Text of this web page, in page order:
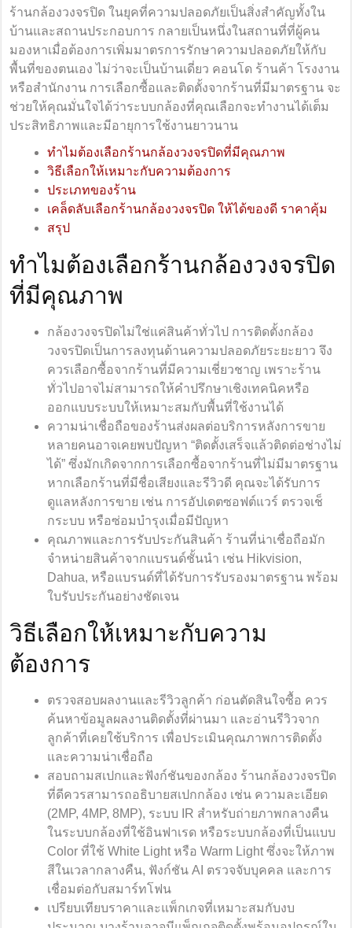
กล้อง
วงจรปิด
เลือก
อย่างไร
ให้
ได้
คุณภาพ
ค่า
และ
ปลอดภัย
ร้านกล้องวงจรปิด ในยุคที่ความปลอดภัยเป็นสิ่งสำคัญทั้งใน
บ้านและสถานประกอบการ กลายเป็นหนึ่งในสถานที่ที่ผู้คน
มองหาเมื่อต้องการเพิ่มมาตรการรักษาความปลอดภัยให้กับ
พื้นที่ของตนเอง ไม่ว่าจะเป็นบ้านเดี่ยว คอนโด ร้านค้า โรงงาน
หรือสำนักงาน การเลือกซื้อและติดตั้งจากร้านที่มีมาตรฐาน จะ
ช่วยให้คุณมั่นใจได้ว่าระบบกล้องที่คุณเลือกจะทำงานได้เต็ม
ประสิทธิภาพและมีอายุการใช้งานยาวนาน
ทำไมต้องเลือกร้านกล้องวงจรปิดที่มีคุณภาพ
วิธีเลือกให้เหมาะกับความต้องการ
ประเภทของร้าน
เคล็ดลับเลือกร้านกล้องวงจรปิด ให้ได้ของดี ราคาคุ้ม
สรุป
ทำไมต้องเลือกร้านกล้องวงจรปิด
ที่มีคุณภาพ
กล้องวงจรปิดไม่ใช่แค่สินค้าทั่วไป การติดตั้งกล้อง
วงจรปิดเป็นการลงทุนด้านความปลอดภัยระยะยาว จึง
ควรเลือกซื้อจากร้านที่มีความเชี่ยวชาญ เพราะร้าน
ทั่วไปอาจไม่สามารถให้คำปรึกษาเชิงเทคนิคหรือ
ออกแบบระบบให้เหมาะสมกับพื้นที่ใช้งานได้
ความน่าเชื่อถือของร้านส่งผลต่อบริการหลังการขาย
หลายคนอาจเคยพบปัญหา “ติดตั้งเสร็จแล้วติดต่อช่างไม่
ได้” ซึ่งมักเกิดจากการเลือกซื้อจากร้านที่ไม่มีมาตรฐาน
หากเลือกร้านที่มีชื่อเสียงและรีวิวดี คุณจะได้รับการ
ดูแลหลังการขาย เช่น การอัปเดตซอฟต์แวร์ ตรวจเช็
กระบบ หรือซ่อมบำรุงเมื่อมีปัญหา
คุณภาพและการรับประกันสินค้า ร้านที่น่าเชื่อถือมัก
จำหน่ายสินค้าจากแบรนด์ชั้นนำ เช่น Hikvision,
Dahua, หรือแบรนด์ที่ได้รับการรับรองมาตรฐาน พร้อม
ใบรับประกันอย่างชัดเจน
วิธีเลือกให้เหมาะกับความ
ต้องการ
ตรวจสอบผลงานและรีวิวลูกค้า ก่อนตัดสินใจซื้อ ควร
ค้นหาข้อมูลผลงานติดตั้งที่ผ่านมา และอ่านรีวิวจาก
ลูกค้าที่เคยใช้บริการ เพื่อประเมินคุณภาพการติดตั้ง
และความน่าเชื่อถือ
สอบถามสเปกและฟังก์ชันของกล้อง ร้านกล้องวงจรปิด
ที่ดีควรสามารถอธิบายสเปกกล้อง เช่น ความละเอียด
(2MP, 4MP, 8MP), ระบบ IR สำหรับถ่ายภาพกลางคืน
ในระบบกล้องที่ใช้อินฟาเรด หรือระบบกล้องที่เป็นแบบ
Color ที่ใช้ White Light หรือ Warm Light ซึ่งจะให้ภาพ
สีในเวลากลางคืน, ฟังก์ชัน AI ตรวจจับบุคคล และการ
เชื่อมต่อกับสมาร์ทโฟน
เปรียบเทียบราคาและแพ็กเกจที่เหมาะสมกับงบ